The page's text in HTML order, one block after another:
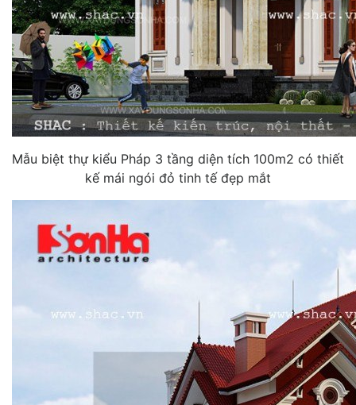
Mẫu biệt thự kiểu Pháp 3 tầng diện tích 100m2 có thiết
kế mái ngói đỏ tinh tế đẹp mắt